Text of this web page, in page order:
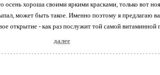
хороша своими яркими красками, только вот
может быть такое. Именно поэтому я предлагаю
открытие - как раз послужит той самой витаминной
далее